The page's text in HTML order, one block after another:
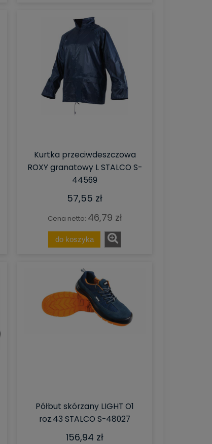
do koszyka
Kurtka przeciwdeszczowa
ROXY granatowy L STALCO S-
44569
57,55 zł
Cena netto: 46,79 zł
do koszyka
Półbut skórzany LIGHT O1
roz.43 STALCO S-48027
156,94 zł